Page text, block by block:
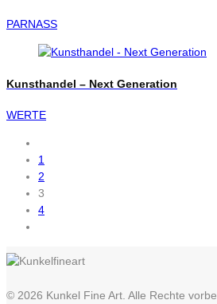
PARNASS
Kunsthandel – Next Generation
WERTE
1
2
3
4
© 2026 Kunkel Fine Art. Alle Rechte